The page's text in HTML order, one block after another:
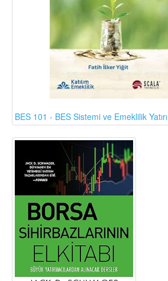
BES 101 - BES Sistemi ve Emeklilik